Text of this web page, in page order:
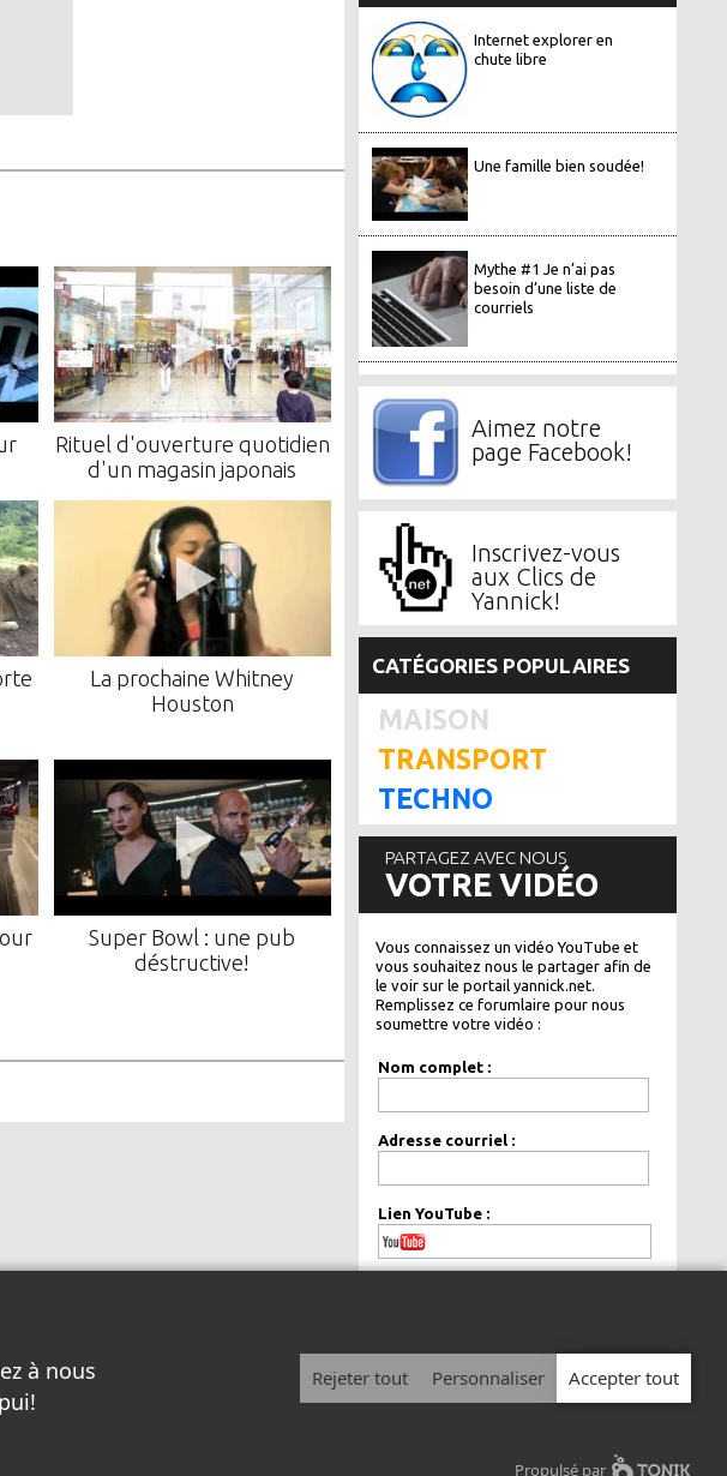
Rituel d'ouverture quotidien
d'un magasin japonais
La prochaine Whitney
Houston
Super Bowl : une pub
déstructive!
Internet explorer en
chute libre
Une famille bien soudée!
Mythe #1 Je n’ai pas
besoin d’une liste de
courriels
Aimez notre
page Facebook!
Inscrivez-vous
aux Clics de
Yannick!
CATÉGORIES POPULAIRES
MAISON
TRANSPORT
TECHNO
PARTAGEZ AVEC NOUS
VOTRE VIDÉO
Vous connaissez un vidéo YouTube et
vous souhaitez nous le partager afin de
le voir sur le portail yannick.net.
Remplissez ce forumlaire pour nous
soumettre votre vidéo :
Nom complet :
Adresse courriel :
Lien YouTube :
à nous
Rejeter tout Personnaliser Accepter tout
Propulsé par
Afficher votre publicité sur Yannick.net/Nous joindre